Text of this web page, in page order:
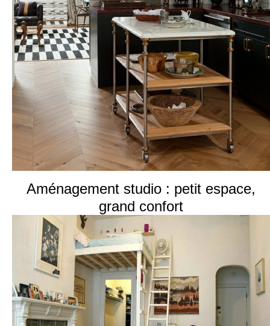
Aménagement studio : petit espace,
grand confort